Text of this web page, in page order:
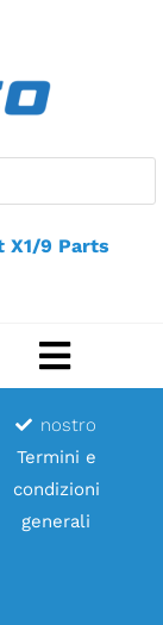
X1/9 Parts
a
nostro
Termini e
condizioni
generali